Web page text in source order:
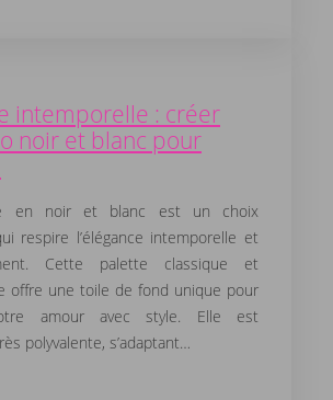
intemporelle : créer
noir et blanc pour
en noir et blanc est un choix
respire l’élégance intemporelle et
Cette palette classique et
offre une toile de fond unique pour
amour avec style. Elle est
polyvalente, s’adaptant…